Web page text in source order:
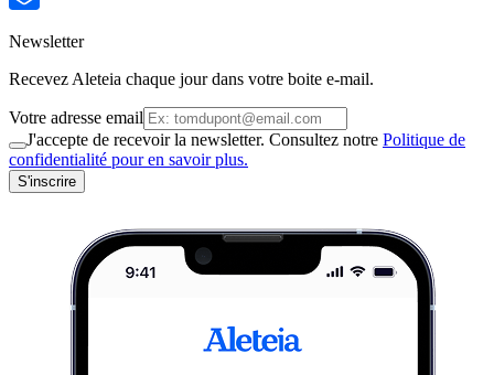
Newsletter
Recevez Aleteia chaque jour dans votre boite e-mail.
Votre adresse email
J'accepte de recevoir la newsletter. Consultez notre Politique de
confidentialité pour en savoir plus.
S'inscrire